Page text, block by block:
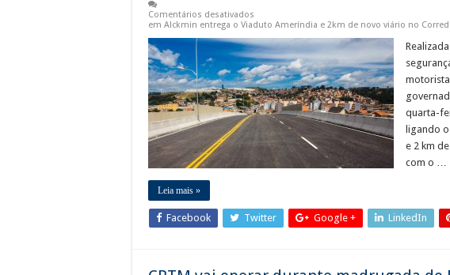
Comentários desativados
em Alckmin entrega o Viaduto Ameríndia e 2km de novo viário no
quarta-
ligando
e 2 km
com o …
Leia mais »
Facebook Twitter Google + LinkedIn